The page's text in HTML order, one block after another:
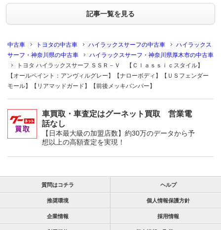
記事一覧を見る
中古車 トヨタの中古車 ハイラックスサーフの中古車
ハイラックス
サーフ・神奈川県の中古車
ハイラックスサーフ・神奈川県厚木市の中古車
トヨタ ハイラックスサーフ ＳＳＲ－Ｖ 【Ｃｌａｓｓｉｃスタイル】
【オールペイント：アンヴィルグレー】【ナローボディ】【ＵＳフェンダー
モール】【リアマッドガード】【前後メッキバンパー】
車買取・車査定はグーネット買取 営業電
話なし
【日本最大級の加盟店数】約30万のデータから予
想以上の高額査定を実現！
質問はコチラ ヘルプ
推奨環境 個人情報保護方針
企業情報 採用情報